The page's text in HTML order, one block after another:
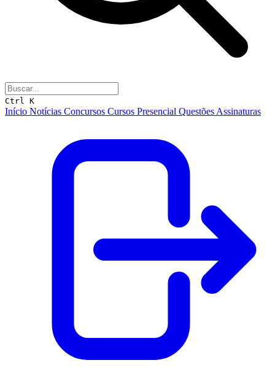
Ctrl K
Início Notícias Concursos Cursos Presencial Questões Assinaturas